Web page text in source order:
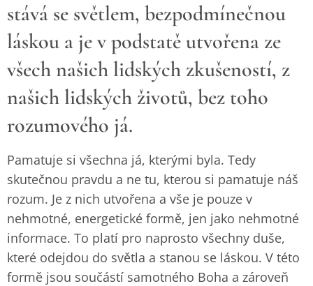
stává se světlem, bezpodmínečnou
láskou a je v podstatě utvořena ze
všech našich lidských zkušeností, z
našich lidských životů, bez toho
rozumového já.
Pamatuje si všechna já, kterými byla. Tedy
skutečnou pravdu a ne tu, kterou si pamatuje náš
rozum. Je z nich utvořena a vše je pouze v
nehmotné, energetické formě, jen jako nehmotné
informace. To platí pro naprosto všechny duše,
které odejdou do světla a stanou se láskou. V této
formě jsou součástí samotného Boha a zároveň